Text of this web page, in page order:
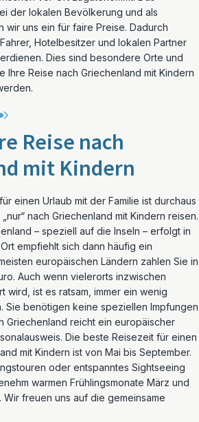
der lokalen Bevölkerung und als
wir uns ein für faire Preise. Dadurch
Hotelbesitzer und lokalen Partner
Dies sind besondere Orte und
Ihre Reise nach Griechenland mit Kindern
Reise nach
mit Kindern
einen Urlaub mit der Familie ist durchaus
nach Griechenland mit Kindern reisen.
– speziell auf die Inseln – erfolgt in
empfiehlt sich dann häufig ein
europäischen Ländern zahlen Sie in
Auch wenn vielerorts inzwischen
wird, ist es ratsam, immer ein wenig
Sie benötigen keine speziellen Impfungen
Griechenland reicht ein europäischer
Die beste Reisezeit für einen
mit Kindern ist von Mai bis September.
oder entspanntes Sightseeing
warmen Frühlingsmonate März und
freuen uns auf die gemeinsame